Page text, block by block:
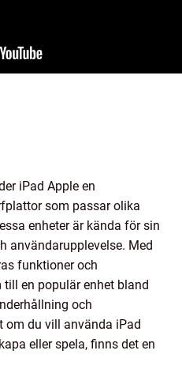
iPad Apple en
som passar olika
enheter är kända för sin
användarupplevelse. Med
funktioner och
till en populär enhet bland
och
om du vill använda iPad
eller spela, finns det en